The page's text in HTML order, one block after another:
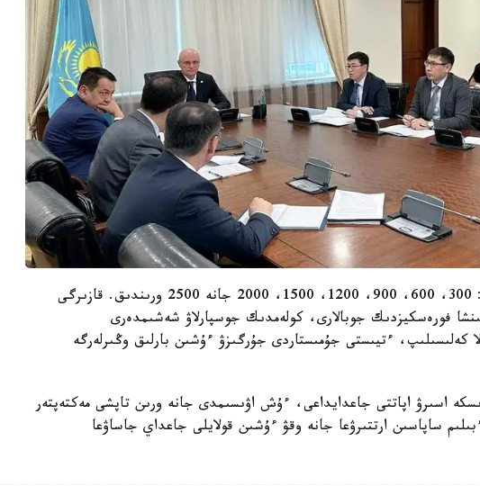
جاڭا مەكتەپتەر جەتى ءتۇرلى بولادى: 300، 600، 900، 1200، 1500، 2000 جانە 2500 ورىندىق. قازىرگى
فورەسكيزدىك جوبالارى، كولەمدىك جوسپارلاۋ شەشىمدەرى
كەلىسىلىپ، ءتيىستى جۇمىستاردى جۇرگىزۋ ءۇشىن بارلىق وڭىرلەرگە
اسىرۋ اپاتتى جاعدايداعى، ءۇش اۋىسىمدى جانە ورىن تاپشى مەكتەپتەر
ساپاسىن ارتتىرۋعا جانە وقۋ ءۇشىن قولايلى جاعداي جاساۋعا